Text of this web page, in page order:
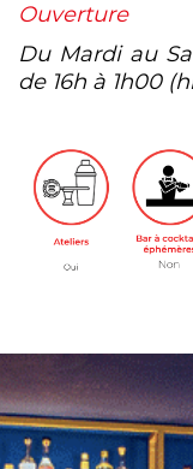
Ouverture
Du Mardi au
de 16h à 1h00